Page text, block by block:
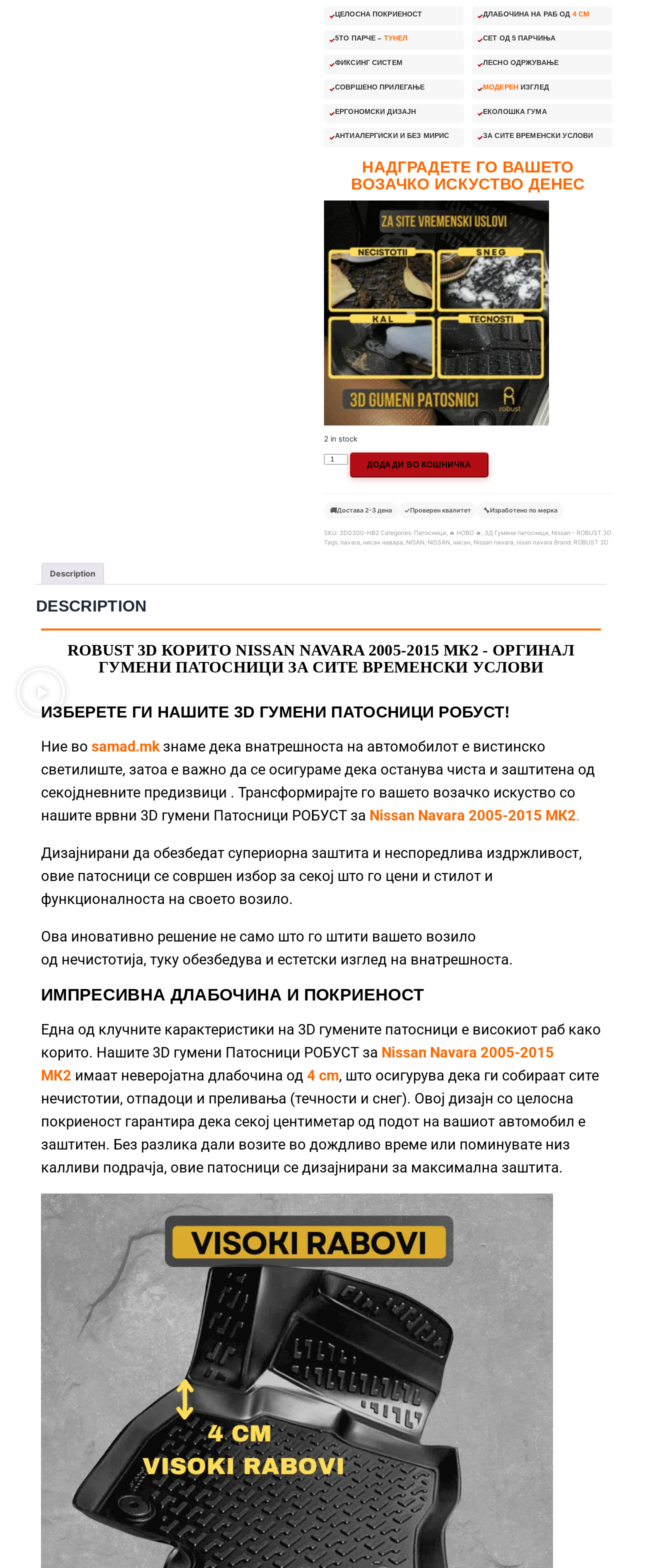
ЦЕЛОСНА ПОКРИЕНОСТ ДЛАБОЧИНА НА РАБ ОД 4 CM
5ТО ПАРЧЕ – ТУНЕЛ СЕТ ОД 5 ПАРЧИЊА
ФИКСИНГ СИСТЕМ ЛЕСНО ОДРЖУВАЊЕ
СОВРШЕНО ПРИЛЕГАЊЕ МОДЕРЕН ИЗГЛЕД
ЕРГОНОМСКИ ДИЗАЈН ЕКОЛОШКА ГУМА
АНТИАЛЕРГИСКИ И БЕЗ МИРИС ЗА СИТЕ ВРЕМЕНСКИ УСЛОВИ
НАДГРАДЕТЕ ГО ВАШЕТО
ВОЗАЧКО ИСКУСТВО ДЕНЕС
2 in stock
ДОДАДИ ВО КОШНИЧКА
🚚Достава 2-3 дена ✓Проверен квалитет 🔧Изработено по мерка
SKU: 3D0300-НВ2 Categories: Патосници 🔥 НОВО 🔥 3Д Гумени патосници Nissan - ROBUST 3D
Tags: navara нисан навара NISAN NISSAN нисан Nissan navara nisan navara Brand: ROBUST 3D
Description
DESCRIPTION
ROBUST 3D КОРИТО NISSAN NAVARA 2005-2015 МК2 - ОРГИНАЛ
ГУМЕНИ ПАТОСНИЦИ ЗА СИТЕ ВРЕМЕНСКИ УСЛОВИ
ИЗБЕРЕТЕ ГИ НАШИТЕ 3D ГУМЕНИ ПАТОСНИЦИ РОБУСТ!
Ние во samad.mk знаме дека внатрешноста на автомобилот е вистинско
светилиште, затоа е важно да се осигураме дека останува чиста и заштитена од
секојдневните предизвици . Трансформирајте го вашето возачко искуство со
нашите врвни 3D гумени Патосници РОБУСТ за Nissan Navara 2005-2015 МК2.
Дизајнирани да обезбедат супериорна заштита и неспоредлива издржливост,
овие патосници се совршен избор за секој што го цени и стилот и
функционалноста на своето возило.
Ова иновативно решение не само што го штити вашето возило
од нечистотија, туку обезбедува и естетски изглед на внатрешноста.
ИМПРЕСИВНА ДЛАБОЧИНА И ПОКРИЕНОСТ
Една од клучните карактеристики на 3D гумените патосници е високиот раб како
корито. Нашите 3D гумени Патосници РОБУСТ за Nissan Navara 2005-2015
МК2 имаат неверојатна длабочина од 4 cm, што осигурува дека ги собираат сите
нечистотии, отпадоци и преливања (течности и снег). Овој дизајн со целосна
покриеност гарантира дека секој центиметар од подот на вашиот автомобил е
заштитен. Без разлика дали возите во дождливо време или поминувате низ
калливи подрачја, овие патосници се дизајнирани за максимална заштита.